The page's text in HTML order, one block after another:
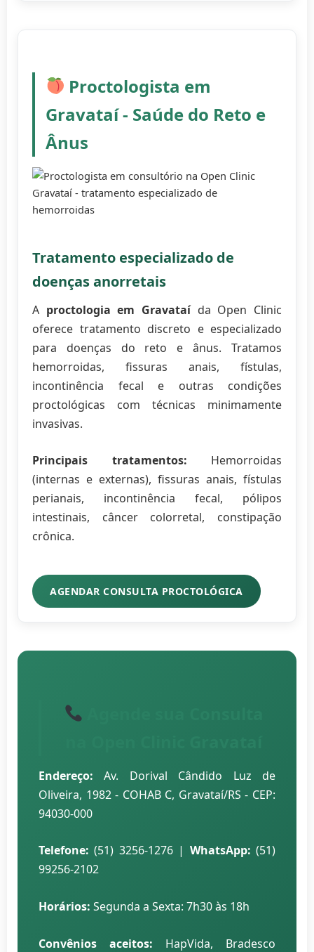
Proctologista em
Gravataí - Saúde do Reto e
Ânus
Tratamento especializado de
doenças anorretais
A proctologia em Gravataída Open Clinic
oferece tratamento discreto e especializado
para doenças do reto e ânus. Tratamos
hemorroidas, fissuras anais, fístulas,
incontinência fecal e outras condições
proctológicas com técnicas minimamente
invasivas.
Principais tratamentos: Hemorroidas
(internas e externas), fissuras anais, fístulas
perianais, incontinência fecal, pólipos
intestinais, câncer colorretal, constipação
crônica.
AGENDAR CONSULTA PROCTOLÓGICA
Endereço: Av. Dorival Cândido Luz de
Oliveira, 1982 - COHAB C, Gravataí/RS - CEP:
94030-000
Telefone: (51) 3256-1276 | WhatsApp: (51)
99256-2102
Horários: Segunda a Sexta: 7h30 às 18h
Convênios aceitos: HapVida, Bradesco